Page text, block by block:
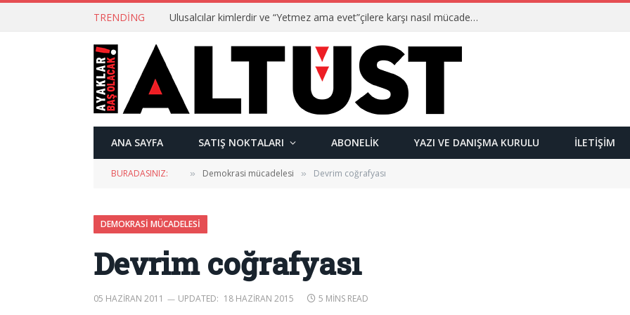
TRENDING Ulusalcılar kimlerdir ve “Yetmez ama evet”çilere karşı nasıl mücadele ederler?
ANA SAYFA SATIŞ NOKTALARI ABONELIK YAZI VE DANIŞMA KURULU İLETIŞIM
BURADASINIZ: » Demokrasi mücadelesi » Devrim coğrafyası
DEMOKRASI MÜCADELESI
Devrim coğrafyası
05 HAZIRAN 2011 UPDATED: 18 HAZIRAN 2015 5 MINS READ